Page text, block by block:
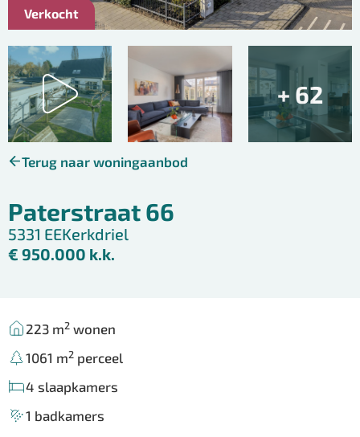
+ 62
Verkocht
Terug naar woningaanbod
Paterstraat 66
5331 EEKerkdriel
€ 950.000 k.k.
223 m2 wonen
1061 m2 perceel
4 slaapkamers
1 badkamers